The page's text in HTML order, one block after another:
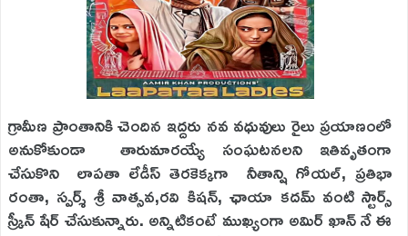
గ్రామీణ ప్రాంతానికి చెందిన ఇద్దరు నవ వధువులు రైలు ప్రయాణంలో
అనుకోకుండా తారుమారయ్యే సంఘటనలని ఇతివృతంగా
చేసుకొని లాపతా లేడీస్ తెరకెక్కగా నీతాన్షి గోయల్, ప్రతిభా
రంతా, స్పర్శ్ శ్రీ వాత్సవ,రవి కిషన్, ఛాయా కదమ్ వంటి స్టార్స్
స్క్రీన్ షేర్ చేసుకున్నారు. అన్నిటికంటే ముఖ్యంగా అమిర్ ఖాన్ నే ఈ